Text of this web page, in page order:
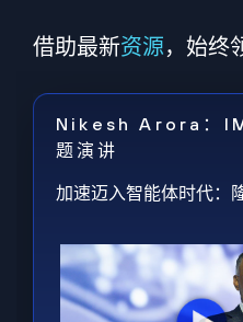
借助最新资源，始终
Nikesh Arora：
题演讲
加速迈入智能体时代：